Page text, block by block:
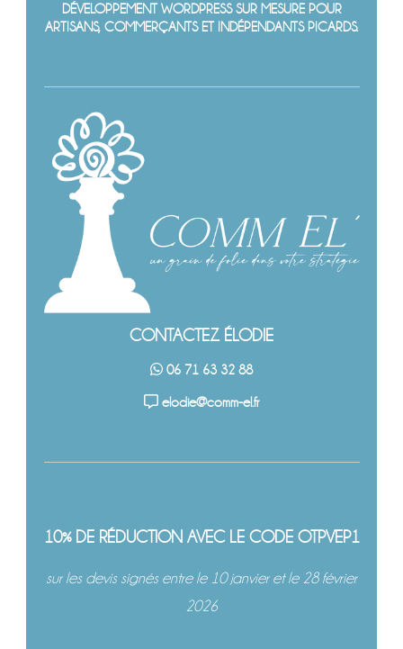
DÉVELOPPEMENT WORDPRESS SUR MESURE POUR
ARTISANS, COMMERÇANTS ET INDÉPENDANTS PICARDS.
CONTACTEZ ÉLODIE
06 71 63 32 88
elodie@comm-el.fr
10% DE RÉDUCTION AVEC LE CODE OTPVEP1
sur les devis signés entre le 10 janvier et le 28 février
2026